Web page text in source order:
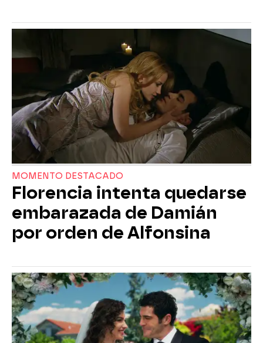
MOMENTO DESTACADO
Florencia intenta quedarse
embarazada de Damián
por orden de Alfonsina